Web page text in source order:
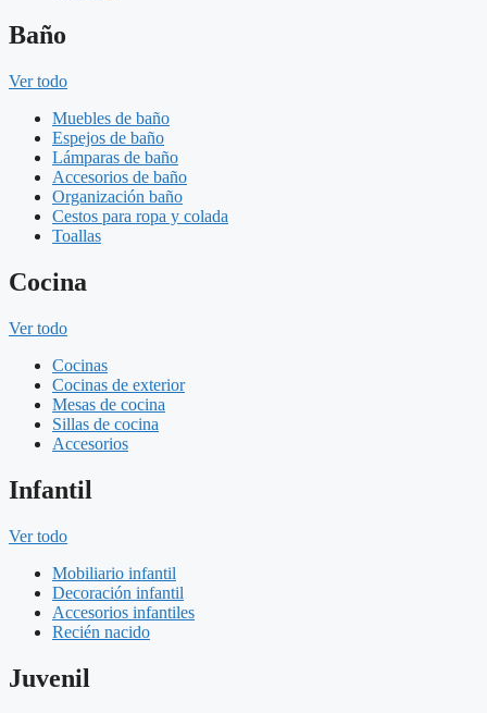
Baño
Ver todo
Muebles de baño
Espejos de baño
Lámparas de baño
Accesorios de baño
Organización baño
Cestos para ropa y colada
Toallas
Cocina
Ver todo
Cocinas
Cocinas de exterior
Mesas de cocina
Sillas de cocina
Accesorios
Infantil
Ver todo
Mobiliario infantil
Decoración infantil
Accesorios infantiles
Recién nacido
Juvenil